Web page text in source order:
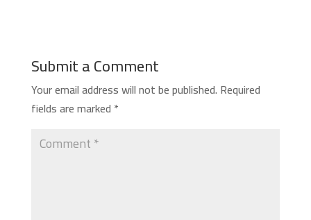
Submit a Comment
Your email address will not be published. Required
fields are marked *